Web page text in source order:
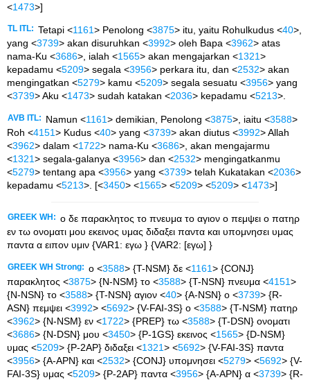
<1473>]
TL ITL: Tetapi <1161> Penolong <3875> itu, yaitu Rohulkudus <40>,
yang <3739> akan disuruhkan <3992> oleh Bapa <3962> atas
nama-Ku <3686>, ialah <1565> akan mengajarkan <1321>
kepadamu <5209> segala <3956> perkara itu, dan <2532> akan
mengingatkan <5279> kamu <5209> segala sesuatu <3956> yang
<3739> Aku <1473> sudah katakan <2036> kepadamu <5213>.
AVB ITL: Namun <1161> demikian, Penolong <3875>, iaitu <3588>
Roh <4151> Kudus <40> yang <3739> akan diutus <3992> Allah
<3962> dalam <1722> nama-Ku <3686>, akan mengajarmu
<1321> segala-galanya <3956> dan <2532> mengingatkanmu
<5279> tentang apa <3956> yang <3739> telah Kukatakan <2036>
kepadamu <5213>. [<3450> <1565> <5209> <5209> <1473>]
GREEK WH: ο δε παρακλητος το πνευμα το αγιον ο πεμψει ο πατηρ
εν τω ονοματι μου εκεινος υμας διδαξει παντα και υπομνησει υμας
παντα α ειπον υμιν {VAR1: εγω } {VAR2: [εγω] }
GREEK WH Strong: ο <3588> {T-NSM} δε <1161> {CONJ}
παρακλητος <3875> {N-NSM} το <3588> {T-NSN} πνευμα <4151>
{N-NSN} το <3588> {T-NSN} αγιον <40> {A-NSN} ο <3739> {R-
ASN} πεμψει <3992> <5692> {V-FAI-3S} ο <3588> {T-NSM} πατηρ
<3962> {N-NSM} εν <1722> {PREP} τω <3588> {T-DSN} ονοματι
<3686> {N-DSN} μου <3450> {P-1GS} εκεινος <1565> {D-NSM}
υμας <5209> {P-2AP} διδαξει <1321> <5692> {V-FAI-3S} παντα
<3956> {A-APN} και <2532> {CONJ} υπομνησει <5279> <5692> {V-
FAI-3S} υμας <5209> {P-2AP} παντα <3956> {A-APN} α <3739> {R-